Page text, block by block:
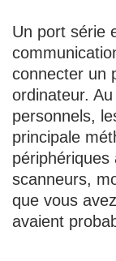
Un port série
connecter un
ordinateur.
personnels,
principale
périphériques
scanneurs,
que vous
avaient